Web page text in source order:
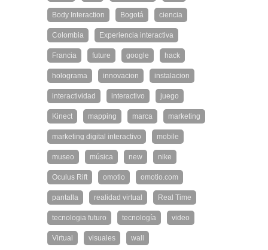
Body Interaction Bogotá ciencia
Colombia Experiencia interactiva
Francia future google hack
holograma innovacion instalacion
interactividad interactivo juego
Kinect mapping marca marketing
marketing digital interactivo mobile
museo música new nike
Oculus Rift omotio omotio.com
pantalla realidad virtual Real Time
tecnologia futuro tecnología video
Virtual visuales wall